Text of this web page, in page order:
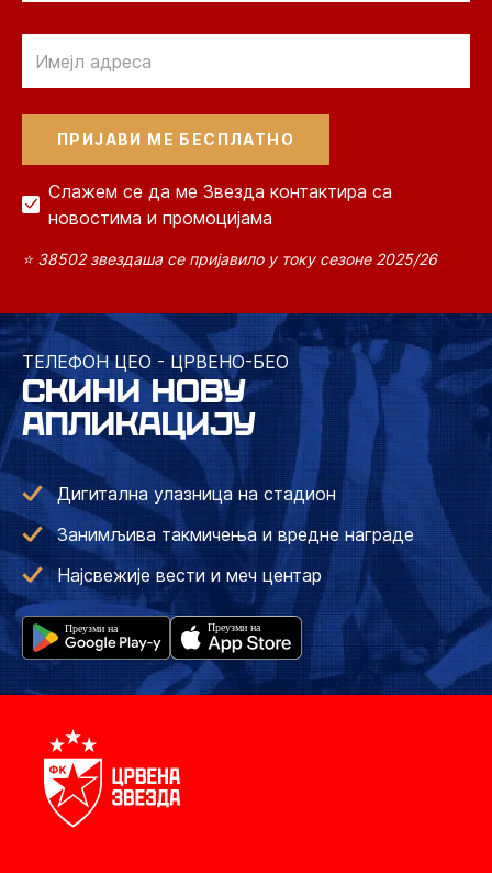
Слажем се да ме Звезда контактира са
новостима и промоцијама
⭐ 38502 звездаша се пријавило у току сезоне 2025/26
ТЕЛЕФОН ЦЕО - ЦРВЕНО-БЕО
СКИНИ НОВУ
АПЛИКАЦИЈУ
Дигитална улазница на стадион
Занимљива такмичења и вредне награде
Најсвежије вести и меч центар